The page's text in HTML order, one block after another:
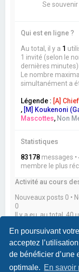
En poursuivant
acceptez
de bénéficier d’une
optimale. En
Se
Qui est en ligne ?
Au total, il y a 1
1 invité (selon le
dernières minutes)
Le nombre
simultanément a
Légende : [A]
, [M] Koukenoni
Mascottes, Non
Statistiques
83178 messages •
membre le plus
Activité au cours
Nouveaux posts 0 •
0
Il y a eu, au total, 40
dernières heures